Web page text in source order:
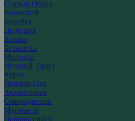
Старый Оскол
Волжский
Копейск
Подольск
Химки
Балашиха
Мытищи
Нижний Тагил
Курск
Йошкар-Ола
Архангельск
Северодвинск
Мурманск
Новороссийск